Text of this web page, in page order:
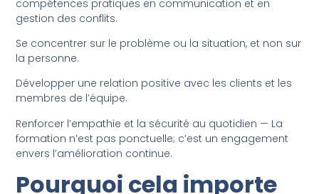
compétences pratiques en communication et en
gestion des conflits.
Se concentrer sur le problème ou la situation, et non sur
la personne.
Développer une relation positive avec les clients et les
membres de l’équipe.
Renforcer l’empathie et la sécurité au quotidien — La
formation n’est pas ponctuelle; c’est un engagement
envers l’amélioration continue.
Pourquoi cela importe